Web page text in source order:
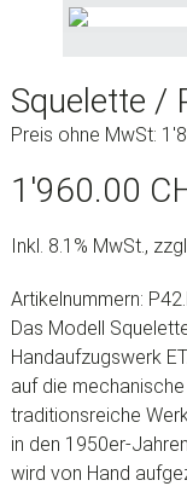
Squelette /
Preis ohne MwSt:
1'960.00
Inkl. 8.1% MwSt.,
Artikelnummern:
Das Modell
Handaufzugswerk
auf die
traditionsreiche
in den 1950er-
wird von Hand